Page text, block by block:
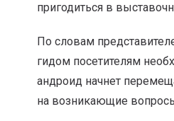
пригодиться в
По словам
гидом посетителям
андроид начнет
на возникающие